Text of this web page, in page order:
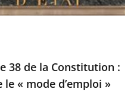
38 de la Constitution :
le « mode d’emploi »